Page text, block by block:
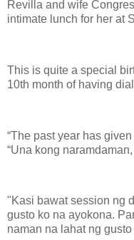
Revilla and wife
intimate lunch for her at
This is quite a special
10th month of having
“The past year has
“Una kong
"Kasi bawat session ng
gusto ko na ayokona.
naman na lahat ng